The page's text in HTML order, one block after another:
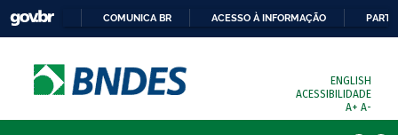
COMUNICA BR ACESSO À INFORMAÇÃO
ENGLISH
ACESSIBILIDADE
A+ A-